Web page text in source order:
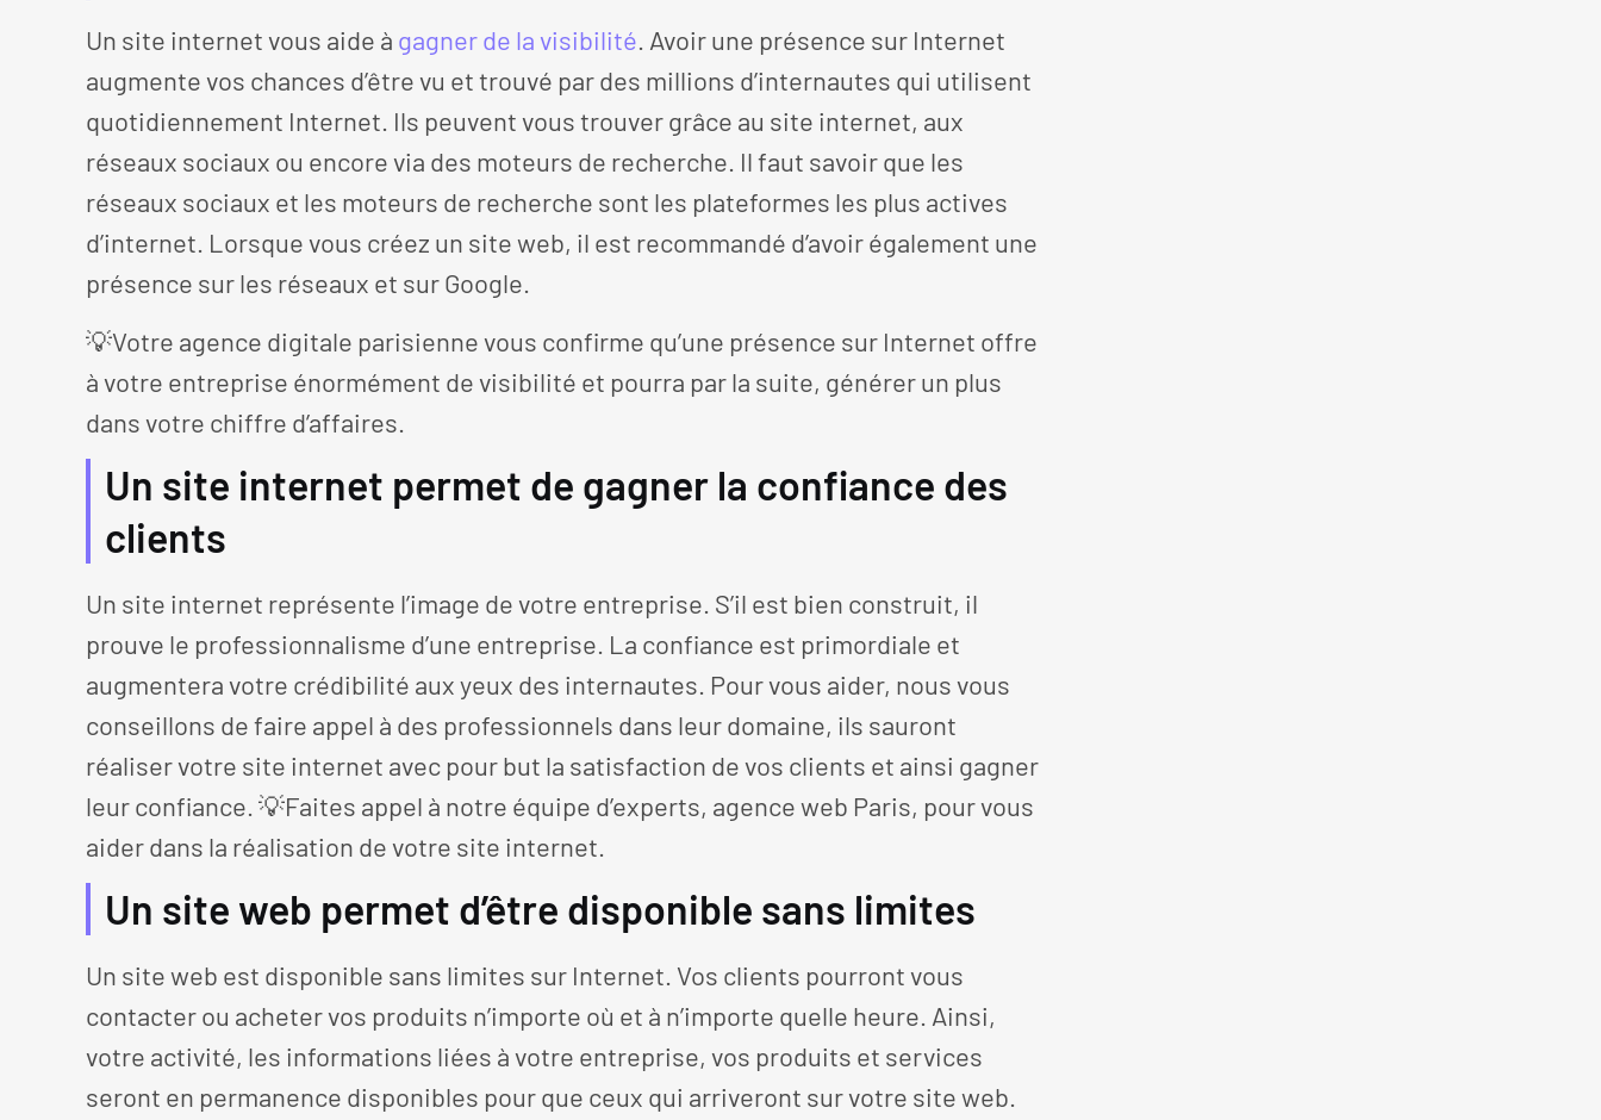
Un site internet vous aide à gagner de la visibilité . Avoir une présence sur Internet
augmente vos chances d’être vu et trouvé par des millions d’internautes qui utilisent
quotidiennement Internet. Ils peuvent vous trouver grâce au site internet, aux
réseaux sociaux ou encore via des moteurs de recherche. Il faut savoir que les
réseaux sociaux et les moteurs de recherche sont les plateformes les plus actives
d’internet. Lorsque vous créez un site web, il est recommandé d’avoir également une
présence sur les réseaux et sur Google.
💡Votre agence digitale parisienne vous confirme qu’une présence sur Internet offre
à votre entreprise énormément de visibilité et pourra par la suite, générer un plus
dans votre chiffre d’affaires.
Un site internet permet de gagner la confiance des
clients
Un site internet représente l’image de votre entreprise. S’il est bien construit, il
prouve le professionnalisme d’une entreprise. La confiance est primordiale et
augmentera votre crédibilité aux yeux des internautes. Pour vous aider, nous vous
conseillons de faire appel à des professionnels dans leur domaine, ils sauront
réaliser votre site internet avec pour but la satisfaction de vos clients et ainsi gagner
leur confiance. 💡Faites appel à notre équipe d’experts, agence web Paris, pour vous
aider dans la réalisation de votre site internet.
Un site web permet d’être disponible sans limites
Un site web est disponible sans limites sur Internet. Vos clients pourront vous
contacter ou acheter vos produits n’importe où et à n’importe quelle heure. Ainsi,
votre activité, les informations liées à votre entreprise, vos produits et services
seront en permanence disponibles pour que ceux qui arriveront sur votre site web.